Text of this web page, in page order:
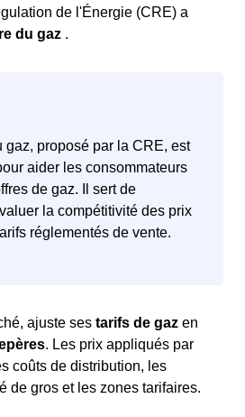
de l'Énergie (CRE) a
du gaz .
gaz, proposé par la CRE, est
aider les consommateurs
de gaz. Il sert de
la compétitivité des prix
réglementés de vente.
ajuste ses tarifs de gaz en
. Les prix appliqués par
coûts de distribution, les
de gros et les zones tarifaires.